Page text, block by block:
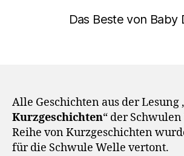
Das Beste von Baby
Alle Geschichten aus der Lesung
Kurzgeschichten“ der
Reihe von Kurzgeschichten
für die Schwule Welle vertont.